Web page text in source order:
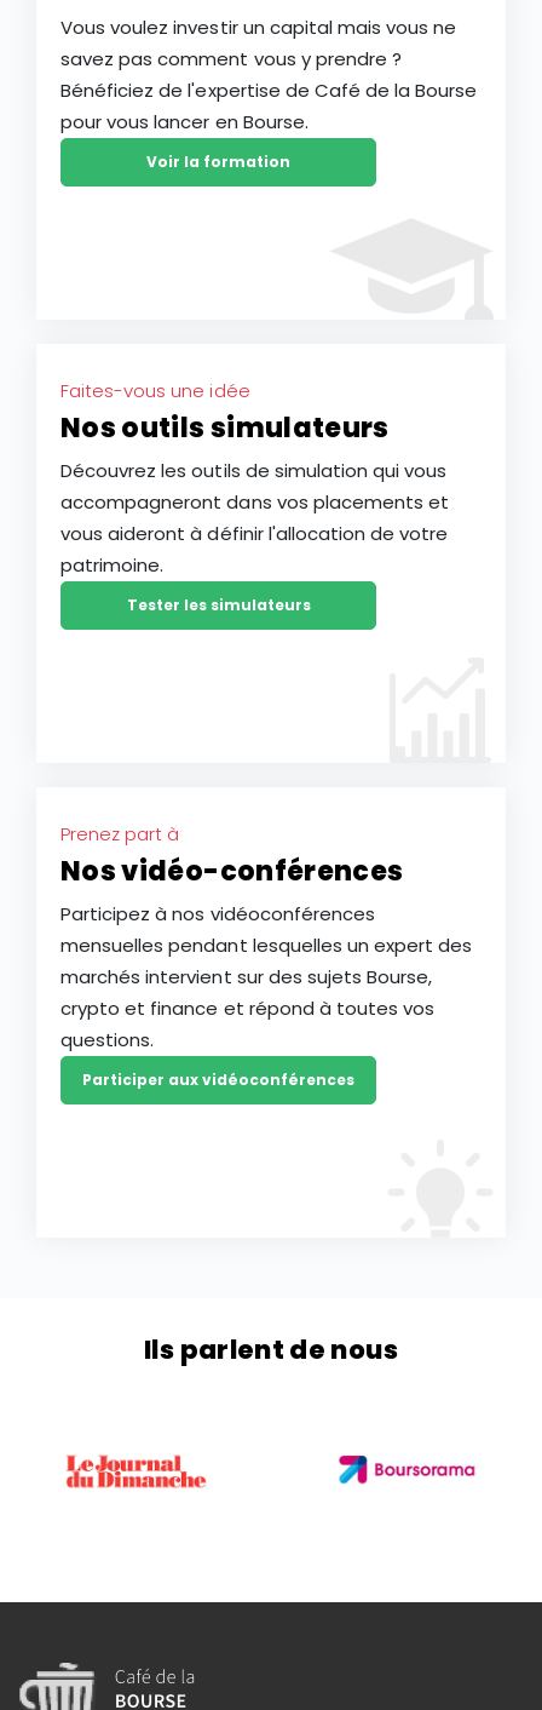
Vous voulez investir un capital mais vous ne
savez pas comment vous y prendre ?
Bénéficiez de l'expertise de Café de la Bourse
pour vous lancer en Bourse.
Voir la formation
Faites-vous une idée
Nos outils simulateurs
Découvrez les outils de simulation qui vous
accompagneront dans vos placements et
vous aideront à définir l'allocation de votre
patrimoine.
Tester les simulateurs
Prenez part à
Nos vidéo-conférences
Participez à nos vidéoconférences
mensuelles pendant lesquelles un expert des
marchés intervient sur des sujets Bourse,
crypto et finance et répond à toutes vos
questions.
Participer aux vidéoconférences
Ils parlent de nous